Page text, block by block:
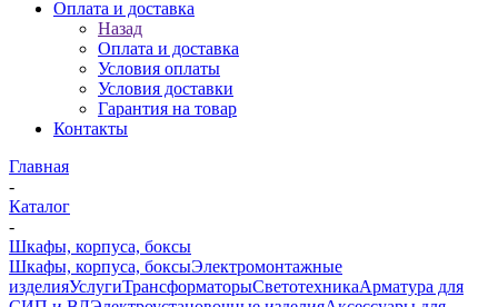
Оплата и доставка
Назад
Оплата и доставка
Условия оплаты
Условия доставки
Гарантия на товар
Контакты
Главная
-
Каталог
-
Шкафы, корпуса, боксы
Шкафы, корпуса, боксыЭлектромонтажные
изделияУслугиТрансформаторыСветотехникаАрматура для